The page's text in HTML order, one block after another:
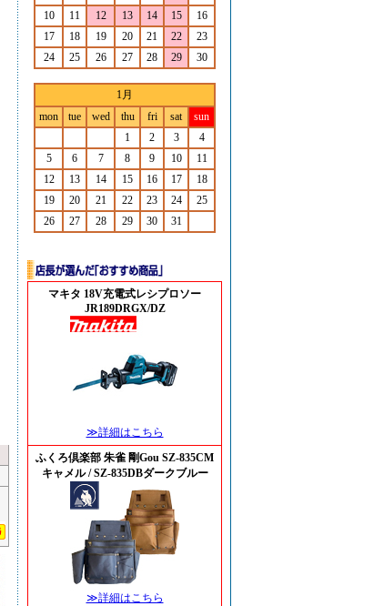
10
11 12 13 14 15
16
17
18 19 20 21 22
23
24
25 26 27 28 29 30
1月
mon
tue wed thu fri sat
sun
1
2 3
4
5
6 7 8 9 10
11
12
13 14 15 16 17
18
19
20 21 22 23 24
25
26
27 28 29 30 31
マキタ 18V充電式レシプロソー
JR189DRGX/DZ
≫詳細はこちら
ふくろ倶楽部 朱雀 剛Gou SZ-835CM
キャメル / SZ-835DBダークブルー
≫詳細はこちら